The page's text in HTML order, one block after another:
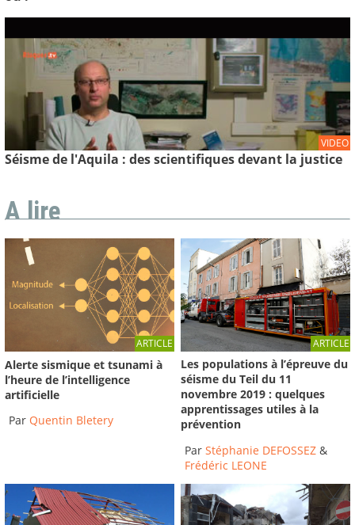
VIDEO
Séisme de l'Aquila : des scientifiques devant la justice
A lire
ARTICLE
Alerte sismique et tsunami à
l’heure de l’intelligence
artificielle
Par Quentin Bletery
ARTICLE
Les populations à l’épreuve du
séisme du Teil du 11
novembre 2019 : quelques
apprentissages utiles à la
prévention
ParStéphanie DEFOSSEZ &
Frédéric LEONE